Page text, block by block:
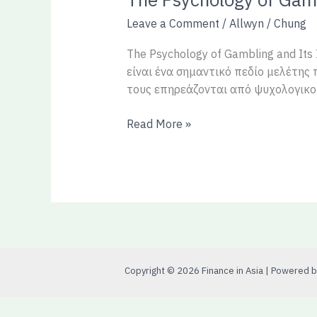
Leave a Comment / Allwyn / Chung
The Psychology of Gambling and Its
είναι ένα σημαντικό πεδίο
τους επηρεάζονται από
Psychology
of
Gambling
and
Its
on
Read More »
Copyright © 2026 Finance in Asia | Powered